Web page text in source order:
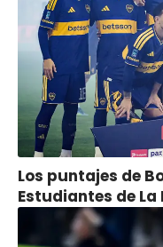
Los puntajes de
Estudiantes de La